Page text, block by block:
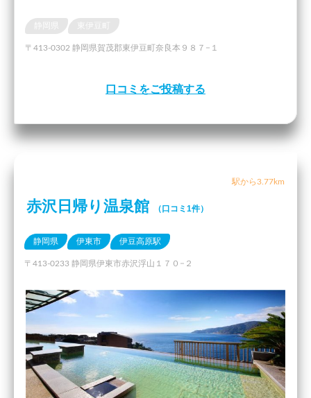
〒413-0302 静岡県賀茂郡東伊豆町奈良本９８７−１
口コミをご投稿する
駅から3.77km
赤沢日帰り温泉館 （口コミ1件）
静岡県 伊東市 伊豆高原駅
〒413-0233 静岡県伊東市赤沢浮山１７０−２